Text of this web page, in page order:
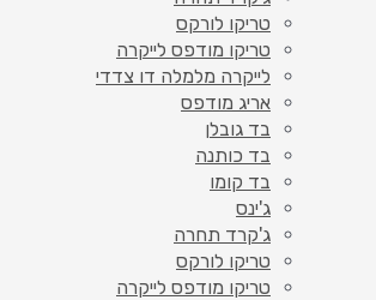
טריקו לורקס
טריקו מודפס לייקרה
לייקרה מלמלה דו צדדי
אריג מודפס
בד גובלן
בד כותנה
בד קומו
ג'ינס
ג'קרד תחרה
טריקו לורקס
טריקו מודפס לייקרה